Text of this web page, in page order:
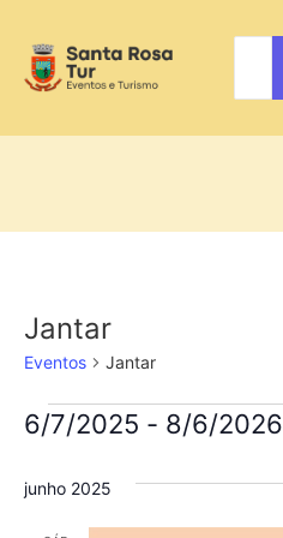
Jantar
Eventos Jantar
6/7/2025 - 8/6/2026
data.
junho 2025